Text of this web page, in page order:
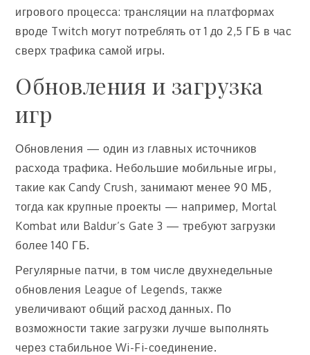
игрового процесса: трансляции на платформах
вроде Twitch могут потреблять от 1 до 2,5 ГБ в час
сверх трафика самой игры.
Обновления и загрузка
игр
Обновления — один из главных источников
расхода трафика. Небольшие мобильные игры,
такие как Candy Crush, занимают менее 90 МБ,
тогда как крупные проекты — например, Mortal
Kombat или Baldur’s Gate 3 — требуют загрузки
более 140 ГБ.
Регулярные патчи, в том числе двухнедельные
обновления League of Legends, также
увеличивают общий расход данных. По
возможности такие загрузки лучше выполнять
через стабильное Wi-Fi-соединение.